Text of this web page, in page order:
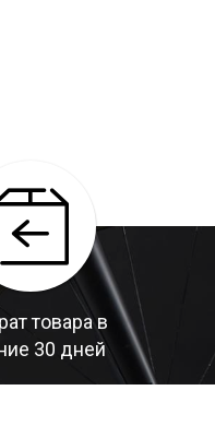
товара в
30 дней